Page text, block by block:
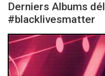
Derniers Albums
#blacklivesmatter